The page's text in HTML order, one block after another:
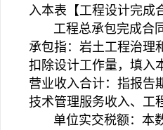
入本表【工程设计完成
工程总承包完成合同
承包指：岩土工程治理
扣除设计工作量，填入
营业收入合计：指报告
技术管理服务收入、工
单位实交税额：本数